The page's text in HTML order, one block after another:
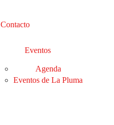
Contacto
Eventos
Agenda
Eventos de La Pluma